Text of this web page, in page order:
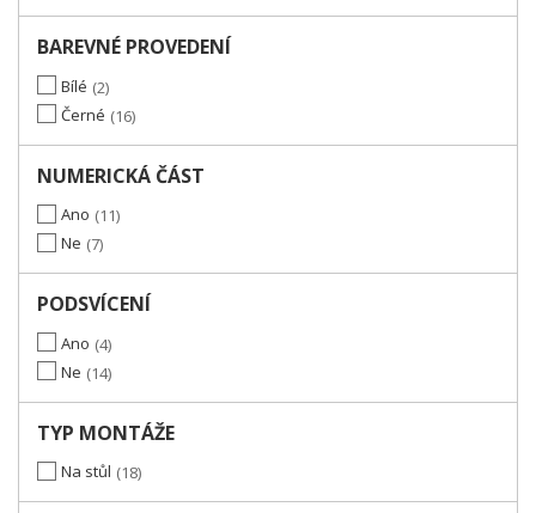
BAREVNÉ PROVEDENÍ
Bílé 2
Černé
16
NUMERICKÁ ČÁST
Ano
11
Ne 7
PODSVÍCENÍ
Ano 4
Ne
14
TYP MONTÁŽE
Na stůl 18